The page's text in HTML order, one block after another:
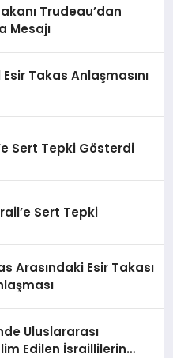
Trudeau’dan
Mesajı
Takas Anlaşmasını
Sert Tepki Gösterdi
Sert Tepki
Arasındaki Esir Takası
Uluslararası
Edilen İsraillilerin